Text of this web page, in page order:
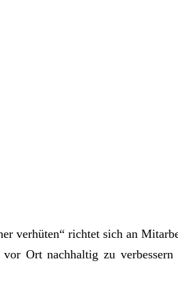
verhüten“ richtet sich an
Ort nachhaltig zu